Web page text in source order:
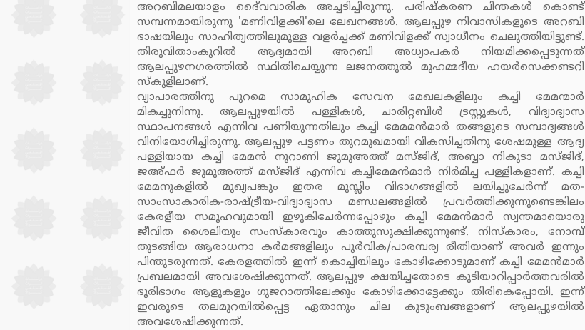
അറബിമലയാളം ദൈ്വവാരിക അച്ചടിച്ചിരുന്നു. പരിഷ്‌കരണ ചിന്തകള്‍ കൊണ്ട്
സമ്പന്നമായിരുന്നു 'മണിവിളക്കി'ലെ ലേഖനങ്ങള്‍. ആലപ്പുഴ നിവാസികളുടെ അറബി
ഭാഷയിലും സാഹിത്യത്തിലുമുള്ള വളര്‍ച്ചക്ക് മണിവിളക്ക് സ്വാധീനം ചെലുത്തിയിട്ടുണ്ട്.
തിരുവിതാംകൂറില്‍ ആദ്യമായി അറബി അധ്യാപകര്‍ നിയമിക്കപ്പെടുന്നത്
ആലപ്പുഴനഗരത്തില്‍ സ്ഥിതിചെയ്യുന്ന ലജനത്തുല്‍ മുഹമ്മദീയ ഹയര്‍സെക്കണ്ടറി
സ്‌കൂളിലാണ്.
വ്യാപാരത്തിനു പുറമെ സാമൂഹിക സേവന മേഖലകളിലും കച്ചി മേമന്മാര്‍
മികച്ചുനിന്നു. ആലപ്പുഴയില്‍ പള്ളികള്‍, ചാരിറ്റബിള്‍ ട്രസ്റ്റുകള്‍, വിദ്യാഭ്യാസ
സ്ഥാപനങ്ങള്‍ എന്നിവ പണിയുന്നതിലും കച്ചി മേമമന്‍മാര്‍ തങ്ങളുടെ സമ്പാദ്യങ്ങള്‍
വിനിയോഗിച്ചിരുന്നു. ആലപ്പുഴ പട്ടണം തുറമുഖമായി വികസിച്ചതിനു ശേഷമുള്ള ആദ്യ
പള്ളിയായ കച്ചി മേമന്‍ നൂറാണി ജുമുഅത്ത് മസ്ജിദ്, അബ്ബാ നികുടാ മസ്ജിദ്,
ജഅ്ഫര്‍ ജുമുഅത്ത് മസ്ജിദ് എന്നിവ കച്ചിമേമന്‍മാര്‍ നിര്‍മിച്ച പള്ളികളാണ്. കച്ചി
മേമനുകളില്‍ മുഖ്യപങ്കും ഇതര മുസ്ലിം വിഭാഗങ്ങളില്‍ ലയിച്ചുചേര്‍ന്ന് മത-
സാംസാകാരിക-രാഷ്ട്രീയ-വിദ്യാഭ്യാസ മണ്ഡലങ്ങളില്‍ പ്രവര്‍ത്തിക്കുന്നുണ്ടെങ്കിലം
കേരളീയ സമൂഹവുമായി ഇഴുകിചേര്‍ന്നപ്പോഴും കച്ചി മേമന്‍മാര്‍ സ്വന്തമായൊരു
ജീവിത ശൈലിയും സംസ്‌കാരവും കാത്തുസൂക്ഷിക്കുന്നുണ്ട്. നിസ്‌കാരം, നോമ്പ്
തുടങ്ങിയ ആരാധനാ കര്‍മങ്ങളിലും പൂര്‍വിക/പാരമ്പര്യ രീതിയാണ് അവര്‍ ഇന്നും
പിന്തുടരുന്നത്. കേരളത്തില്‍ ഇന്ന് കൊച്ചിയിലും കോഴിക്കോടുമാണ് കച്ചി മേമന്‍മാര്‍
പ്രബലമായി അവശേഷിക്കുന്നത്. ആലപ്പുഴ ക്ഷയിച്ചതോടെ കുടിയാറിപ്പാര്‍ത്തവരില്‍
ഭൂരിഭാഗം ആളുകളും ഗുജറാത്തിലേക്കും കോഴിക്കോട്ടേക്കും തിരികെപ്പോയി. ഇന്ന്
ഇവരുടെ തലമുറയില്‍പ്പെട്ട ഏതാനും ചില കുടുംബങ്ങളാണ് ആലപ്പുഴയില്‍
അവശേഷിക്കുന്നത്.